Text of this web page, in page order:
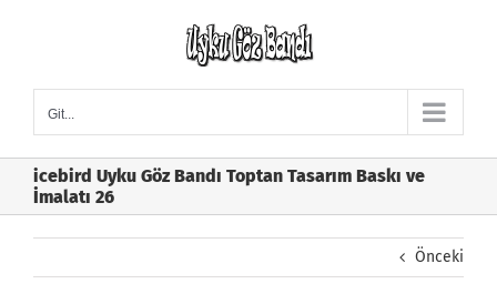
Git...
icebird Uyku Göz Bandı Toptan Tasarım Baskı ve
İmalatı 26
Önceki